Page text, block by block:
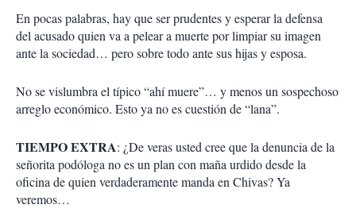
En pocas palabras, hay que ser prudentes y esperar la defensa
del acusado quien va a pelear a muerte por limpiar su imagen
ante la sociedad… pero sobre todo ante sus hijas y esposa.
No se vislumbra el típico “ahí muere”… y menos un sospechoso
arreglo económico. Esto ya no es cuestión de “lana”.
TIEMPO EXTRA: ¿De veras usted cree que la denuncia de la
señorita podóloga no es un plan con maña urdido desde la
oficina de quien verdaderamente manda en Chivas? Ya
veremos…